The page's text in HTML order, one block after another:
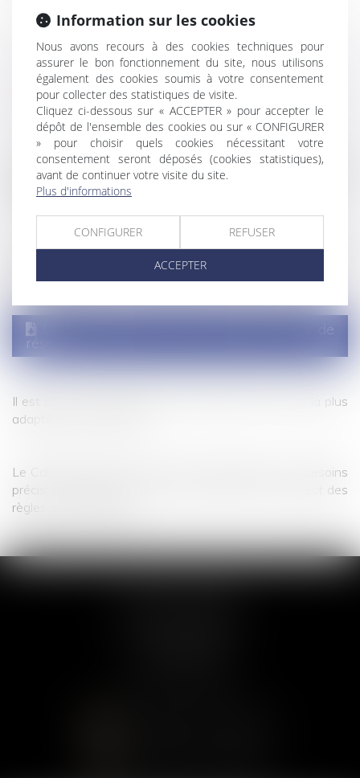
un conflit avec un réseau concurrent ou ;
un détournement d'informations confidentielles.
Cette situation paralyse le développement commercial de
votre réseau, vous fait perdre de l'argent et du temps ou
porte atteinte à la réputation de votre réseau.
Vous cherchez à remédier à la situation en cours. Pour
répondre à ce besoin, le Cabinet COLLETTE AVOCAT a
Offre contentieux commercial pour tête de
réseau
Il est conçu pour favoriser une résolution du conflit la plus
adaptée à vos attentes.
Le Cabinet COLLETTE AVOCAT s’adaptera à vos besoins
précis, à la lumière de votre situation, dans le respect des
règles déontologiques.
Information sur les cookies
Nous avons recours à des cookies techniques pour
assurer le bon fonctionnement du site, nous utilisons
également des cookies soumis à votre consentement
pour collecter des statistiques de visite.
Cliquez ci-dessous sur « ACCEPTER » pour accepter le
dépôt de l'ensemble des cookies ou sur « CONFIGURER
» pour choisir quels cookies nécessitant votre
consentement seront déposés (cookies statistiques),
avant de continuer votre visite du site.
Plus d'informations
CONFIGURER REFUSER
ACCEPTER